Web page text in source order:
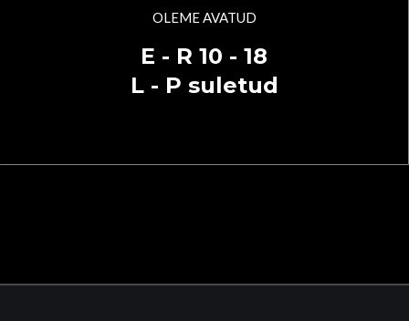
OLEME AVATUD
E - R 10 - 18
L - P suletud